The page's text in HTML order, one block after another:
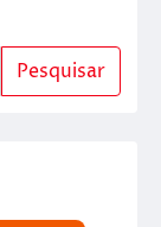
Pesquisar